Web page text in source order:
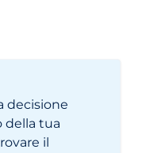
decisione
della tua
il